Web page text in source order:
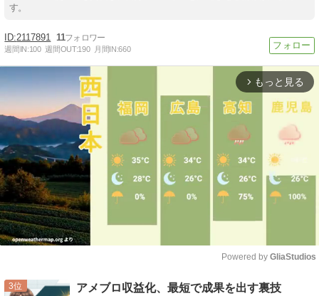
す。
2117891 11
週間IN:100 週間OUT:190 月間IN:660
arrow_forward_ios もっと見る
Mute
Powered by GliaStudios
3 アメブロ収益化、最短で成果を出す裏技